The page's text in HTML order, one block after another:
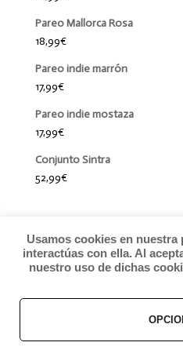
Pareo Mallorca Rosa
18,99€
Pareo indie marrón
17,99€
Pareo indie mostaza
17,99€
Conjunto Sintra
52,99€
© 2019 by
Usamos cookies en nuestra
interactúas con ella. Al
nuestro uso de dichas